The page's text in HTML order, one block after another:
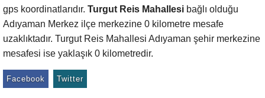
gps koordinatlarıdır. Turgut Reis Mahallesi bağlı olduğu
Adıyaman Merkez ilçe merkezine 0 kilometre mesafe
uzaklıktadır. Turgut Reis Mahallesi Adıyaman şehir merkezine
mesafesi ise yaklaşık 0 kilometredir.
Facebook Twitter